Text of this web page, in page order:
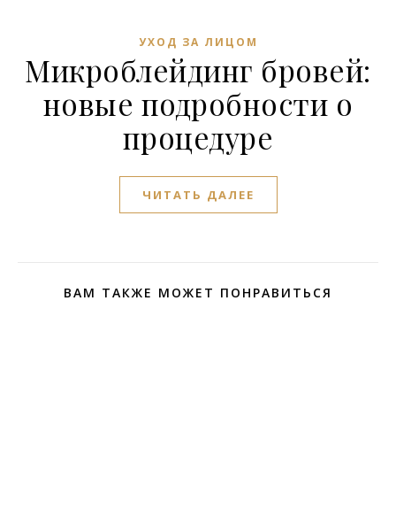
УХОД ЗА ЛИЦОМ
Микроблейдинг бровей:
новые подробности о
процедуре
ЧИТАТЬ ДАЛЕЕ
ВАМ ТАКЖЕ МОЖЕТ ПОНРАВИТЬСЯ